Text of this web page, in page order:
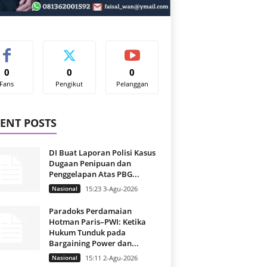
0
Fans
0
Pengikut
0
Pelanggan
POSTS
DI Buat Laporan Polisi Kasus
Dugaan Penipuan dan
Penggelapan Atas PBG...
Nasional 15:23 3-Agu-2026
Paradoks Perdamaian
Hotman Paris–PWI: Ketika
Hukum Tunduk pada
Bargaining Power dan...
Nasional 15:11 2-Agu-2026